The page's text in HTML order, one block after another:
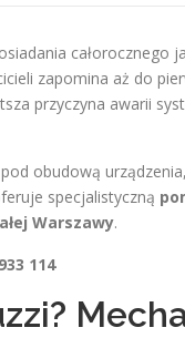
całorocznego
zapomina aż do
przyczyna awarii
pod obudową
specjalistyczną
Warszawy.
114